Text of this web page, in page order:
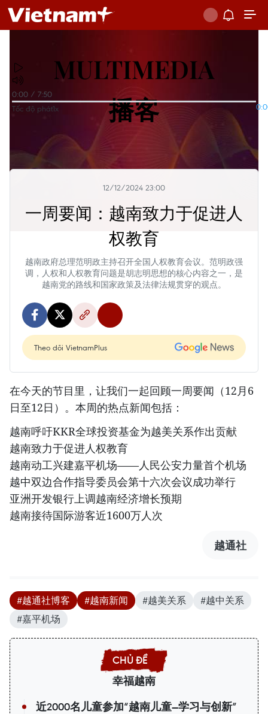
MULTIMEDIA
播客
0:00 / 7:50
Tốc độ phát1x
12/12/2024 23:00
一周要闻：越南致力于促进人
权教育
越南政府总理范明政主持召开全国人权教育会议。范明政强
调，人权和人权教育问题是胡志明思想的核心内容之一，是
越南党的路线和国家政策及法律法规贯穿的观点。
Theo dõi VietnamPlus
在今天的节目里，让我们一起回顾一周要闻（12月6
日至12日）。本周的热点新闻包括：
越南呼吁KKR全球投资基金为越美关系作出贡献
越南致力于促进人权教育
越南动工兴建嘉平机场——人民公安力量首个机场
越中双边合作指导委员会第十六次会议成功举行
亚洲开发银行上调越南经济增长预期
越南接待国际游客近1600万人次
越通社
#越通社博客 #越南新闻 #越美关系
#越中关系
#嘉平机场
幸福越南
近2000名儿童参加“越南儿童—学习与创新”